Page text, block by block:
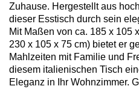
Zuhause. Hergestellt aus
dieser Esstisch durch sein
Mit Maßen von ca. 185 x 105
230 x 105 x 75 cm) bietet er
Mahlzeiten mit Familie und
diesem italienischen Tisch
Eleganz in Ihr Wohnzimmer.